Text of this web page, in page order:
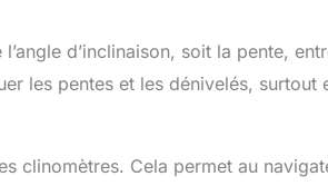
d’inclinaison, soit la pente,
les pentes et les dénivelés, surtout
clinomètres. Cela permet au